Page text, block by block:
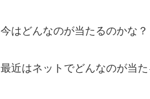
今はどんなのが当たるのかな？
最近はネットでどんなのが当